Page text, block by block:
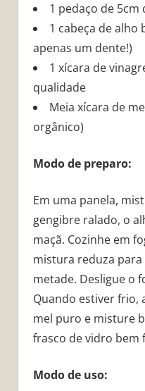
1 pedaço de
1 cabeça de alho
apenas um dente!)
1 xícara de
qualidade
Meia xícara de
orgânico)
Modo de preparo:
Em uma panela,
gengibre ralado, o
maçã. Cozinhe em
mistura reduza
metade. Desligue o
Quando estiver frio,
mel puro e misture
frasco de vidro bem
Modo de uso: